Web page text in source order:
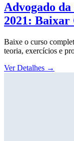
Advogado
2021: Baixar
Baixe o curso
teoria, exercícios e
Ver Detalhes →